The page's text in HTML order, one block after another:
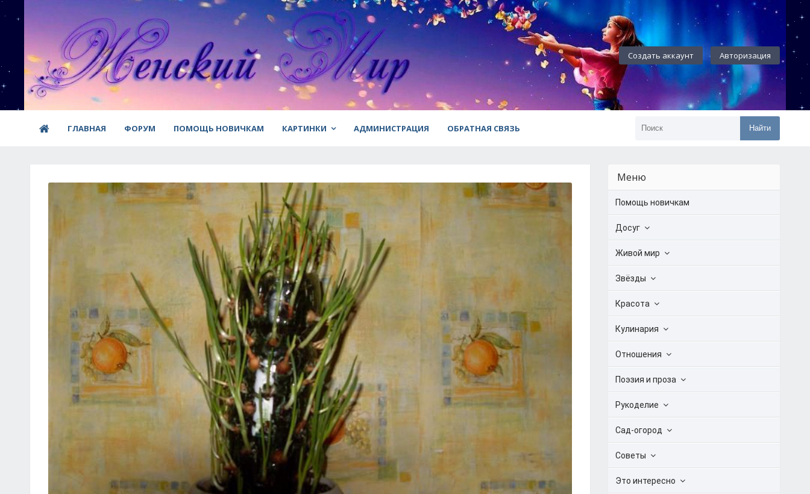
Создать аккаунт Авторизация
ГЛАВНАЯ ФОРУМ ПОМОЩЬ НОВИЧКАМ КАРТИНКИ АДМИНИСТРАЦИЯ ОБРАТНАЯ СВЯЗЬ Найти
Меню
Помощь новичкам
Досуг
Живой мир
Звёзды
Красота
Кулинария
Отношения
Поэзия и проза
Рукоделие
Сад-огород
Советы
Это интересно